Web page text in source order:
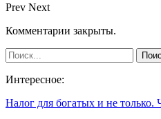
Prev Next
Комментарии закрыты.
Интересное:
Налог для богатых и не только.